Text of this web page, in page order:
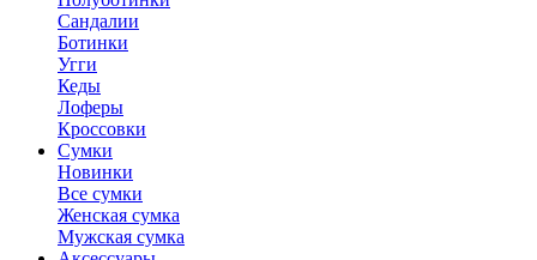
Сандалии
Ботинки
Угги
Кеды
Лоферы
Кроссовки
Сумки
Новинки
Все сумки
Женская сумка
Мужская сумка